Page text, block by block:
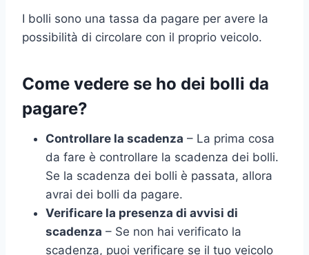
I bolli sono una tassa da pagare per avere la
possibilità di circolare con il proprio veicolo.
Come vedere se ho dei bolli da
pagare?
Controllare la scadenza – La prima cosa
da fare è controllare la scadenza dei bolli.
Se la scadenza dei bolli è passata, allora
avrai dei bolli da pagare.
Verificare la presenza di avvisi di
scadenza – Se non hai verificato la
scadenza, puoi verificare se il tuo veicolo